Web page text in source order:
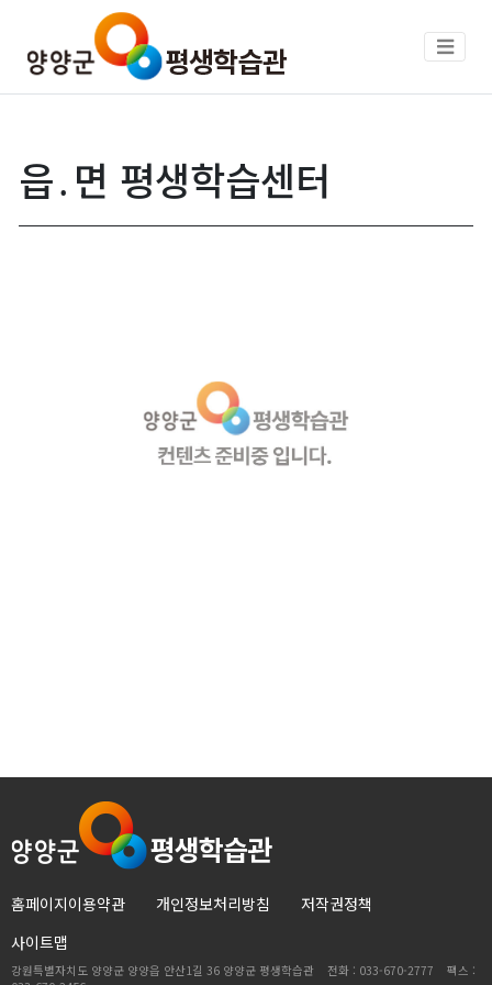
읍․면 평생학습센터
홈페이지이용약관 개인정보처리방침
저작권정책
사이트맵
강원특별자치도 양양군 양양읍 안산1길 36 양양군 평생학습관 전화 : 033-670-2777 팩스 :